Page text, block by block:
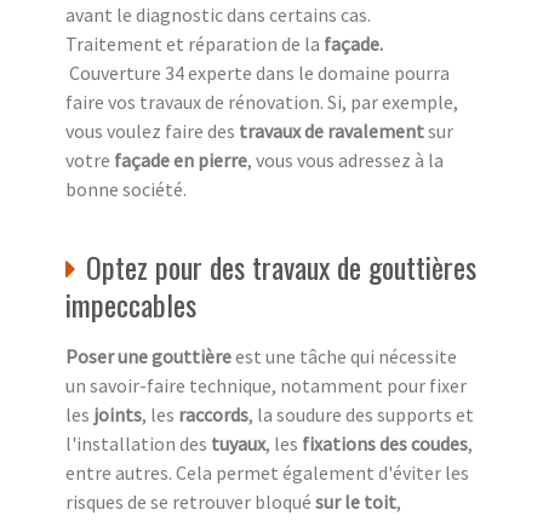
avant le diagnostic dans certains cas.
Traitement et réparation de la façade.
Couverture 34 experte dans le domaine pourra
faire vos travaux de rénovation. Si, par exemple,
vous voulez faire des travaux de ravalementsur
votre façade en pierre, vous vous adressez à la
bonne société.
Optez pour des travaux de gouttières
impeccables
Poser une gouttièreest une tâche qui nécessite
un savoir-faire technique, notamment pour fixer
les joints, les raccords, la soudure des supports et
l'installation des tuyaux, les fixations des coudes,
entre autres. Cela permet également d'éviter les
risques de se retrouver bloqué sur le toit,